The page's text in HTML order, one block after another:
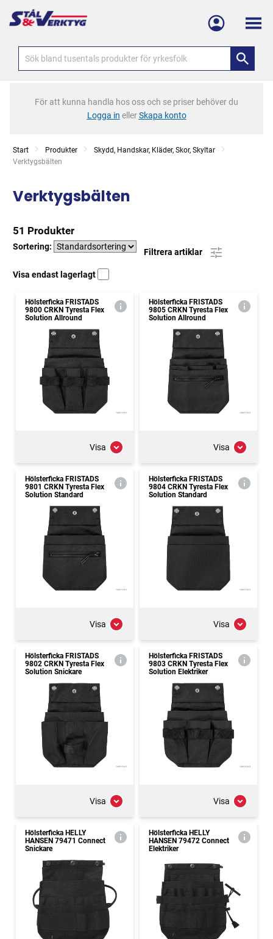
Meny
För att kunna handla hos oss och se priser behöver du
Logga in ellerSkapa konto
Start Produkter
Skydd, Handskar, Kläder, Skor, Skyltar
Current:
Verktygsbälten
Verktygsbälten
51 Produkter
Sortering:
Filtrera artiklar
Visa endast lagerlagt
Hölsterficka FRISTADS
9800 CRKN Tyresta Flex
Solution Allround
Visa
Hölsterficka FRISTADS
9805 CRKN Tyresta Flex
Solution Allround
Visa
Hölsterficka FRISTADS
9801 CRKN Tyresta Flex
Solution Standard
Visa
Hölsterficka FRISTADS
9804 CRKN Tyresta Flex
Solution Standard
Visa
Hölsterficka FRISTADS
9802 CRKN Tyresta Flex
Solution Snickare
Visa
Hölsterficka FRISTADS
9803 CRKN Tyresta Flex
Solution Elektriker
Visa
Hölsterficka HELLY
HANSEN 79471 Connect
Snickare
Hölsterficka HELLY
HANSEN 79472 Connect
Elektriker